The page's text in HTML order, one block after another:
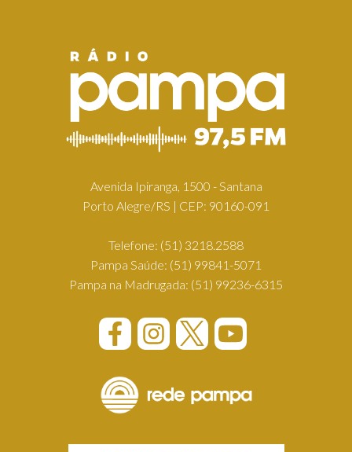
Avenida Ipiranga, 1500 - Santana
Porto Alegre/RS | CEP: 90160-091
Telefone: (51) 3218.2588
Pampa Saúde: (51) 99841-5071
Pampa na Madrugada: (51) 99236-6315